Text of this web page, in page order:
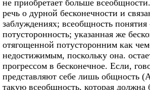
не приобретает больше
речь о дурной бесконечности и
заблуждениях; всеобщность понятия
потусторонность; указанная же
отягощенной потусторонним как
недостижимым, поскольку она.
прогрессом в бесконечное. Если,
представляют себе лишь общность
такую всеобщность, которая должна